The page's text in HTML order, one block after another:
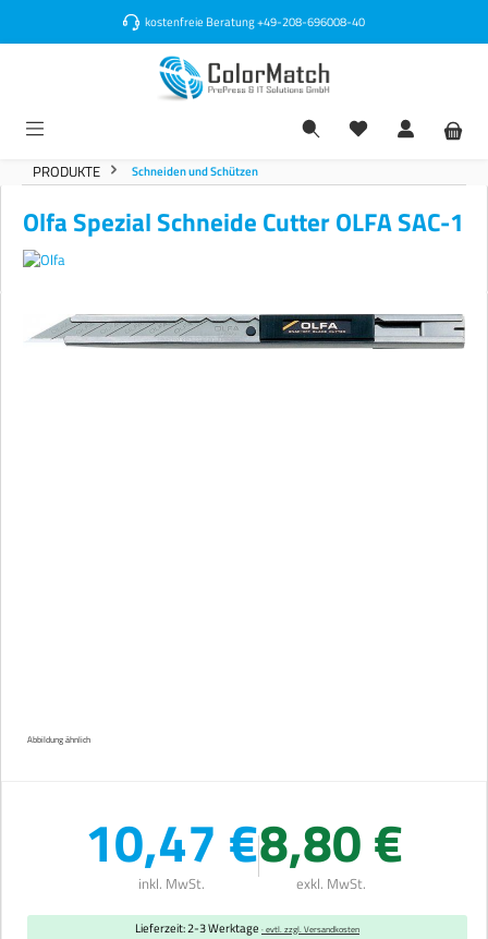
kostenfreie Beratung+49-208-696008-40
PRODUKTE Schneiden und Schützen
Olfa Spezial Schneide Cutter OLFA SAC-1
Bildergalerie überspringen
Abbildung ähnlich
10,47 €
inkl. MwSt.
8,80 €
exkl. MwSt.
Lieferzeit: 2-3 Werktage · evtl. zzgl. Versandkosten